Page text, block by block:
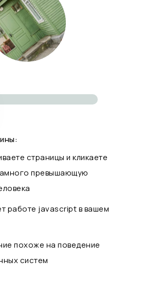
страницы и кликаете
превышающую
работе javascript в вашем
похоже на поведение
систем